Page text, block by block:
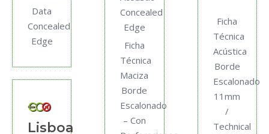
Data
Concealed
Edge
Lisboa
Concealed
Edge
Ficha
Técnica
Maciza
Borde
Escalonado
– Con
Ficha
Técnica
Acústica
Borde
Escalonado
11mm
/
Technical